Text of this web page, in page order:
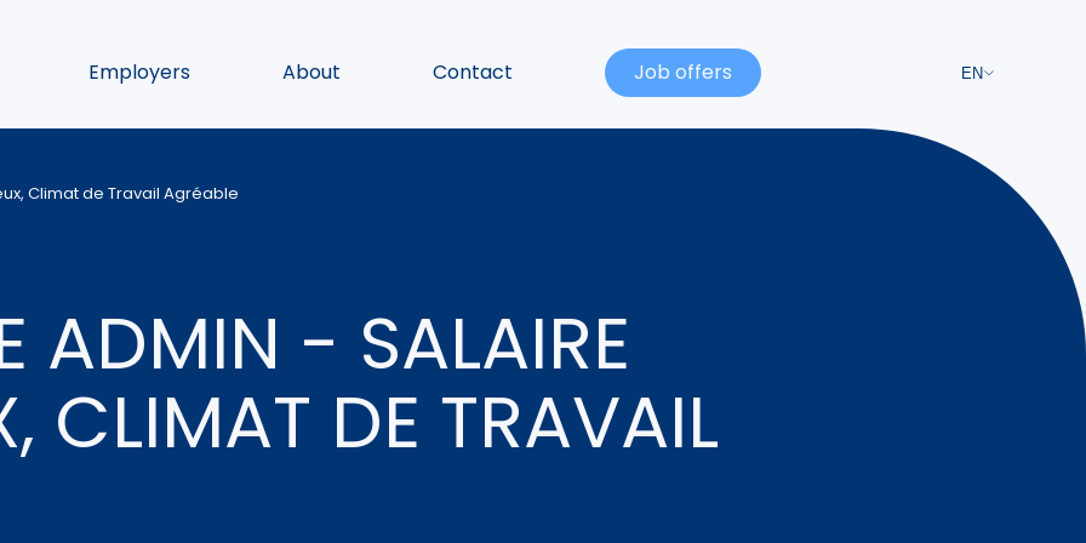
Employers About Contact Job offers EN
Climat de Travail Agréable
ADMIN - SALAIRE
CLIMAT DE TRAVAIL